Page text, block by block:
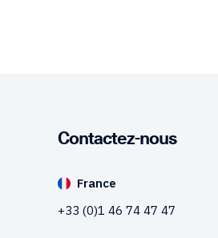
Contactez-nous
France
+33 (0)1 46 74 47 47